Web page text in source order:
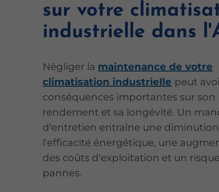
sur votre
industrielle dans
Négliger la maintenance de votre
climatisation industrielle peut
conséquences importantes sur son
rendement et sa longévité. Un
d'entretien entraîne une
l'efficacité énergétique, une
des coûts d'exploitation et un
pannes.